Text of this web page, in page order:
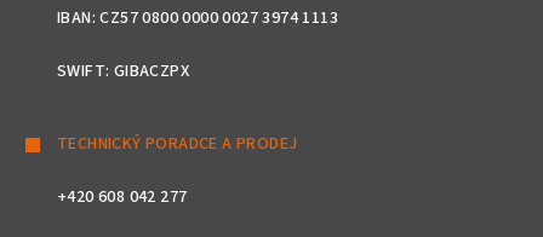
IBAN: CZ57 0800 0000 0027 3974 1113
SWIFT: GIBACZPX
TECHNICKÝ PORADCE A PRODEJ
+420 608 042 277